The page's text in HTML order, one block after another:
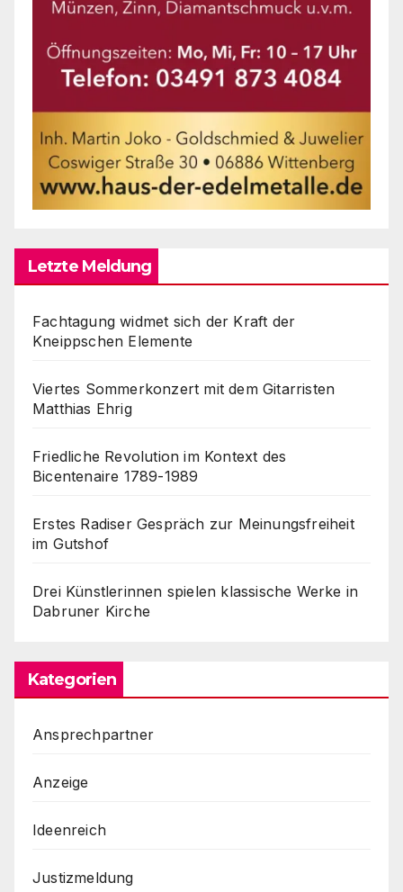
Letzte Meldung
Fachtagung widmet sich der Kraft der
Kneippschen Elemente
Viertes Sommerkonzert mit dem Gitarristen
Matthias Ehrig
Friedliche Revolution im Kontext des
Bicentenaire 1789-1989
Erstes Radiser Gespräch zur Meinungsfreiheit
im Gutshof
Drei Künstlerinnen spielen klassische Werke in
Dabruner Kirche
Kategorien
Ansprechpartner
Anzeige
Ideenreich
Justizmeldung